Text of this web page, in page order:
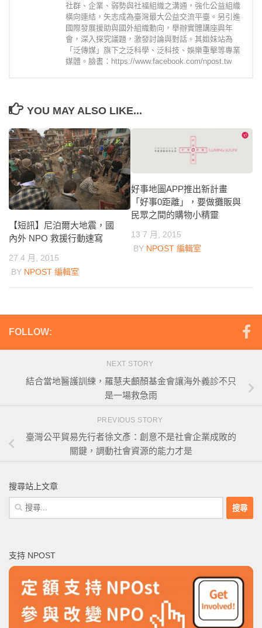
社群、企業、弱勢與社福組織之溝通，強化公益組織
橫向連結，矢志成為臺灣最大公益交流平臺。另引進
國際發展援助與國外組織動向，舉辦實體講座與年
會，深入探究議題，激發討論與對話。其姐妹站為
「泛傳媒」旗下之泛科學、泛科技、娛樂重擊等專業
媒體。臉書：https://www.facebook.com/npost.tw
YOU MAY ALSO LIKE...
【短訊】尼泊爾大地震，國
內外 NPO 救援行動速寫
27 4 月, 2015
BY NPOST 編輯室
好事地圖APP推出新計畫
「好事0距離」，要做攤販與
民眾之間的購物小精靈
13 7 月, 2015
BY NPOST 編輯室
FOLLOW:
NEXT STORY
結合當地醫護訓練，羅慧夫顱顏基金會讓海外義診不只
是一場救急雨
PREVIOUS STORY
臺灣公平貿易先行者徐文彥：創意不是社會企業成敗的
關鍵，調動社會資源的能力才是
搜尋站上文章
搜
尋
字:
支持 NPOST